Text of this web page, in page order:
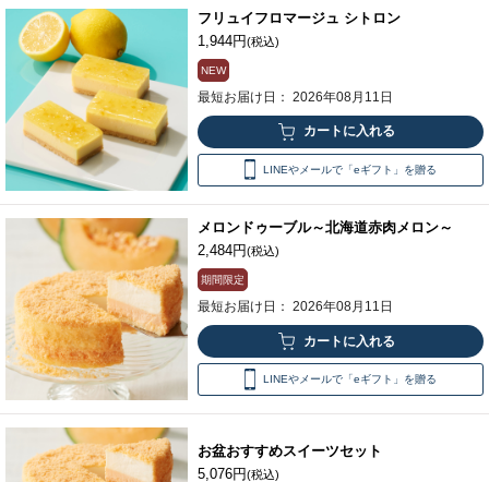
フリュイフロマージュ シトロン
1,944円(税込)
NEW
最短お届け日： 2026年08月11日
LINEやメールで「eギフト」を贈る
メロンドゥーブル～北海道赤肉メロン～
2,484円(税込)
期間限定
最短お届け日： 2026年08月11日
LINEやメールで「eギフト」を贈る
お盆おすすめスイーツセット
5,076円(税込)